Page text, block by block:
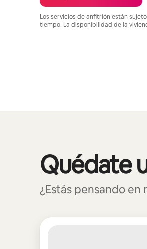
Los servicios de anfitrión están
tiempo. La disponibilidad de la
Quédate
¿Estás pensando
Se muestran0 de 0 elementos